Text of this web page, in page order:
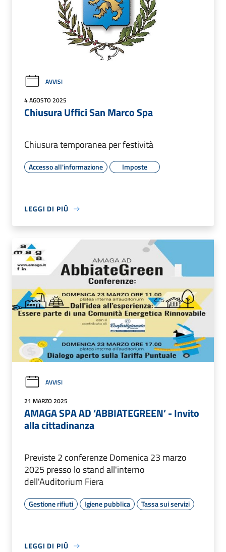
AVVISI
4 AGOSTO 2025
Chiusura Uffici San Marco Spa
Chiusura temporanea per festività
Accesso all'informazione Imposte
LEGGI DI PIÙ
AVVISI
21 MARZO 2025
AMAGA SPA AD ‘ABBIATEGREEN’ - Invito
alla cittadinanza
Previste 2 conferenze Domenica 23 marzo
2025 presso lo stand all'interno
dell'Auditorium Fiera
Gestione rifiuti Igiene pubblica Tassa sui servizi
LEGGI DI PIÙ